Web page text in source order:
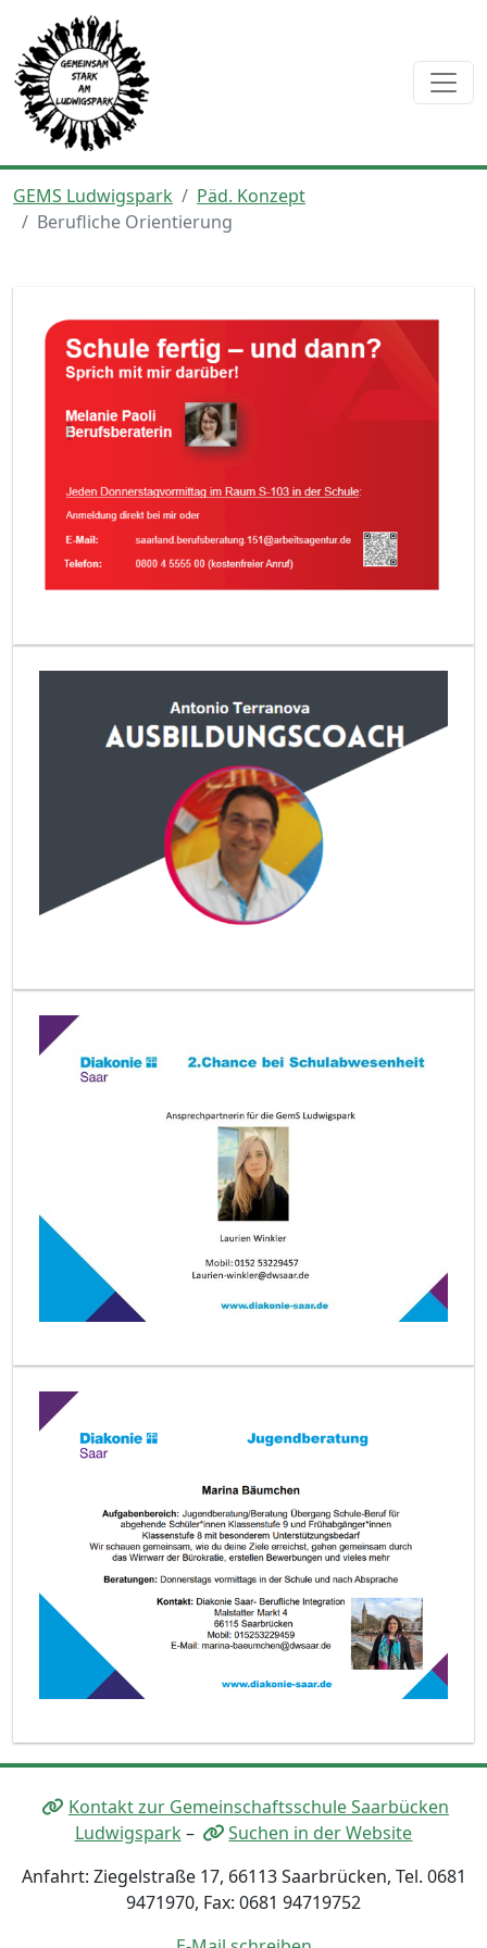
GEMS Ludwigspark
Päd. Konzept
Berufliche Orientierung
Kontakt zur Gemeinschaftsschule Saarbücken
Ludwigspark–
Suchen in der Website
Anfahrt: Ziegelstraße 17, 66113 Saarbrücken, Tel. 0681
9471970, Fax: 0681 94719752